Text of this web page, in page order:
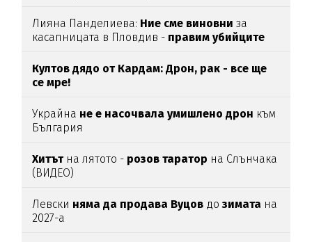
Лияна Панделиева: Ние сме виновниза
касапницата в Пловдив - правим убийците
Култов дядо от Кардам: Дрон, рак - все ще
се мре!
Украйна не е насочвала умишлено дрон към
България
Хитътна лятото - розов таратор на Слънчака
(ВИДЕО)
Левски няма да продава Вуцов дозимата на
2027-а